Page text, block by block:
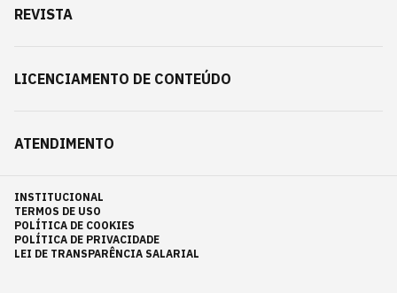
REVISTA
LICENCIAMENTO DE CONTEÚDO
ATENDIMENTO
INSTITUCIONAL
TERMOS DE USO
POLÍTICA DE COOKIES
POLÍTICA DE PRIVACIDADE
LEI DE TRANSPARÊNCIA SALARIAL